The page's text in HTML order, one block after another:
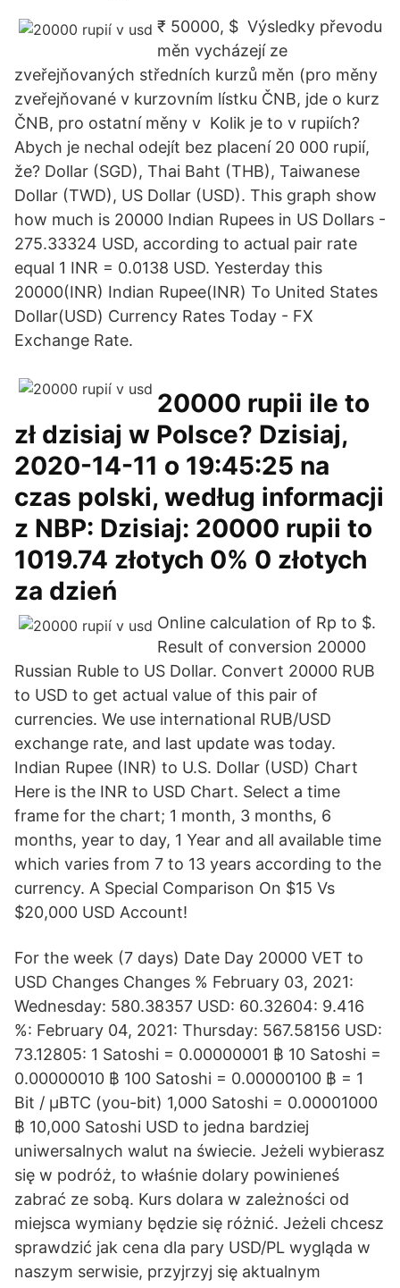
₹ 50000, $ Výsledky převodu
měn vycházejí ze
zveřejňovaných středních kurzů měn (pro měny
zveřejňované v kurzovním lístku ČNB, jde o kurz
ČNB, pro ostatní měny v Kolik je to v rupiích?
Abych je nechal odejít bez placení 20 000 rupií,
že? Dollar (SGD), Thai Baht (THB), Taiwanese
Dollar (TWD), US Dollar (USD). This graph show
how much is 20000 Indian Rupees in US Dollars -
275.33324 USD, according to actual pair rate
equal 1 INR = 0.0138 USD. Yesterday this
20000(INR) Indian Rupee(INR) To United States
Dollar(USD) Currency Rates Today - FX
Exchange Rate.
20000 rupii ile to
zł dzisiaj w Polsce? Dzisiaj,
2020-14-11 o 19:45:25 na
czas polski, według informacji
z NBP: Dzisiaj: 20000 rupii to
1019.74 złotych 0% 0 złotych
za dzień
Online calculation of Rp to $.
Result of conversion 20000
Russian Ruble to US Dollar. Convert 20000 RUB
to USD to get actual value of this pair of
currencies. We use international RUB/USD
exchange rate, and last update was today.
Indian Rupee (INR) to U.S. Dollar (USD) Chart
Here is the INR to USD Chart. Select a time
frame for the chart; 1 month, 3 months, 6
months, year to day, 1 Year and all available time
which varies from 7 to 13 years according to the
currency. A Special Comparison On $15 Vs
$20,000 USD Account!
For the week (7 days) Date Day 20000 VET to
USD Changes Changes % February 03, 2021:
Wednesday: 580.38357 USD: 60.32604: 9.416
%: February 04, 2021: Thursday: 567.58156 USD:
73.12805: 1 Satoshi = 0.00000001 ฿ 10 Satoshi =
0.00000010 ฿ 100 Satoshi = 0.00000100 ฿ = 1
Bit / μBTC (you-bit) 1,000 Satoshi = 0.00001000
฿ 10,000 Satoshi USD to jedna bardziej
uniwersalnych walut na świecie. Jeżeli wybierasz
się w podróż, to właśnie dolary powinieneś
zabrać ze sobą. Kurs dolara w zależności od
miejsca wymiany będzie się różnić. Jeżeli chcesz
sprawdzić jak cena dla pary USD/PL wygląda w
naszym serwisie, przyjrzyj się aktualnym